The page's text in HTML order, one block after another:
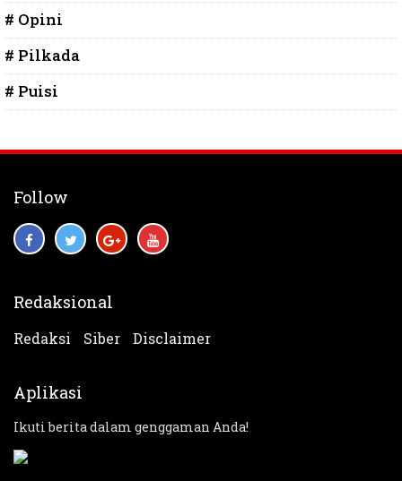
# Opini
# Pilkada
# Puisi
Follow
Redaksional
Redaksi Siber Disclaimer
Aplikasi
Ikuti berita dalam genggaman Anda!